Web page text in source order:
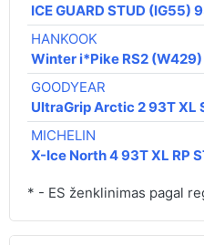
ICE GUARD STUD (IG55)
HANKOOK
Winter i*Pike RS2 (W429)
GOODYEAR
UltraGrip Arctic 2 93T XL
MICHELIN
X-Ice North 4 93T XL RP
* - ES ženklinimas pagal